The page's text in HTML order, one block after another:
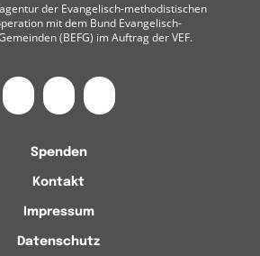
der Evangelisch-methodistischen
mit dem Bund Evangelisch-
(BEFG) im Auftrag der VEF.
Spenden
Kontakt
Impressum
Datenschutz